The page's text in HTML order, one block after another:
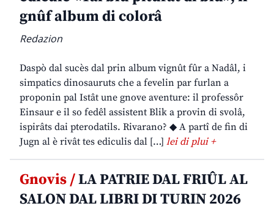
gnûf album di colorâ
Redazion
Daspò dal sucès dal prin album vignût fûr a Nadâl, i
simpatics dinosauruts che a fevelin par furlan a
proponin pal Istât une gnove aventure: il professôr
Einsaur e il so fedêl assistent Blik a provin di svolâ,
ispirâts dai pterodatils. Rivarano? ◆ A partî de fin di
Jugn al è rivât tes ediculis dal […] lei di plui +
Gnovis /LA PATRIE DAL FRIÛL AL
SALON DAL LIBRI DI TURIN 2026